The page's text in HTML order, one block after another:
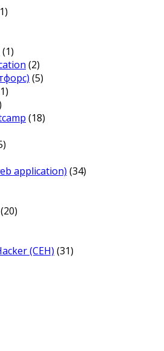
(1)
(2)
(5)
(18)
application) (34)
(20)
(CEH) (31)